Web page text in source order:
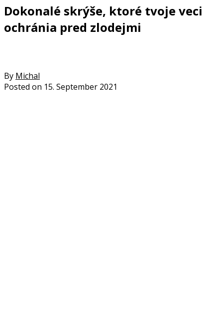
Dokonalé skrýše, ktoré tvoje veci
ochránia pred zlodejmi
By Michal
Posted on 15. September 2021